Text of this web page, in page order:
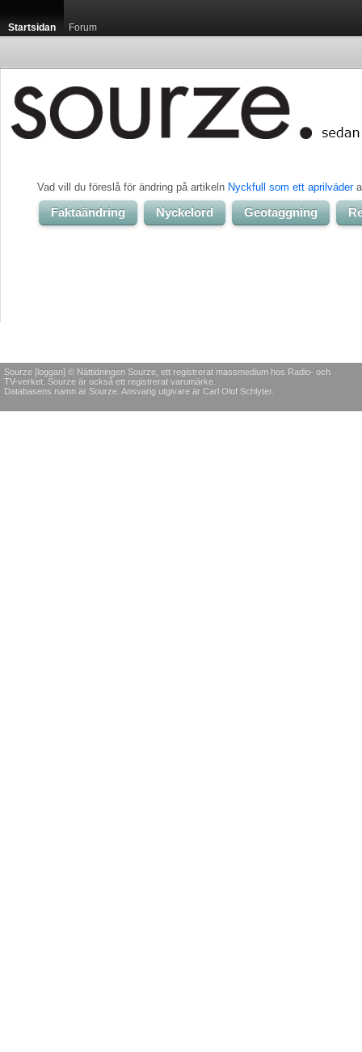
Startsidan Forum
Vad vill du föreslå för ändring på artikeln Nyckfull som ett aprilväder
Faktaändring Nyckelord Geotaggning
Sourze [loggan] © Nättidningen Sourze, ett registrerat massmedium hos Radio- och
TV-verket. Sourze är också ett registrerat varumärke.
Databasens namn är Sourze. Ansvarig utgivare är Carl Olof Schlyter.